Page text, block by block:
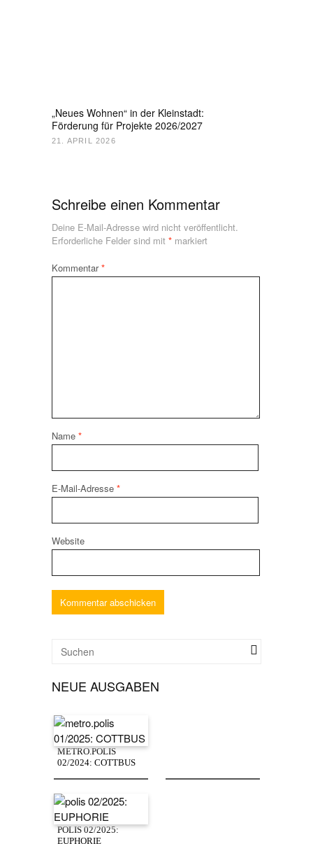
„Neues Wohnen“ in der Kleinstadt:
Förderung für Projekte 2026/2027
21. APRIL 2026
Schreibe einen Kommentar
Deine E-Mail-Adresse wird nicht veröffentlicht.
Erforderliche Felder sind mit * markiert
Kommentar*
Name *
E-Mail-Adresse *
Website
NEUE AUSGABEN
METRO.POLIS
02/2024: COTTBUS
POLIS 02/2025:
EUPHORIE